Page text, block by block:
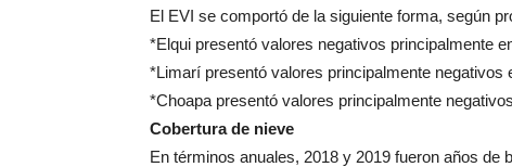
El EVI se comportó de la siguiente forma, según
*Elqui presentó valores negativos principalmente
*Limarí presentó valores principalmente negativos
*Choapa presentó valores principalmente
Cobertura de nieve
En términos anuales, 2018 y 2019 fueron años de